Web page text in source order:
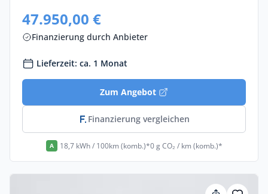
47.950,00 €
Finanzierung durch Anbieter
Lieferzeit: ca. 1 Monat
Zum Angebot
Finanzierung vergleichen
A 18,7 kWh / 100km (komb.)*0 g CO₂ / km (komb.)*